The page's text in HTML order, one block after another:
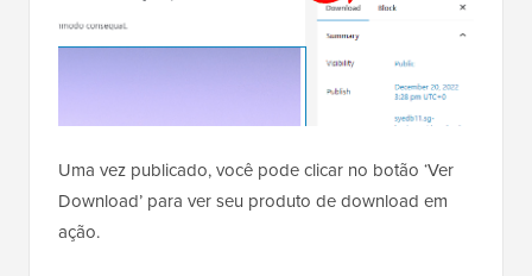
Uma vez publicado, você pode clicar no botão ‘Ver
Download’ para ver seu produto de download em
ação.